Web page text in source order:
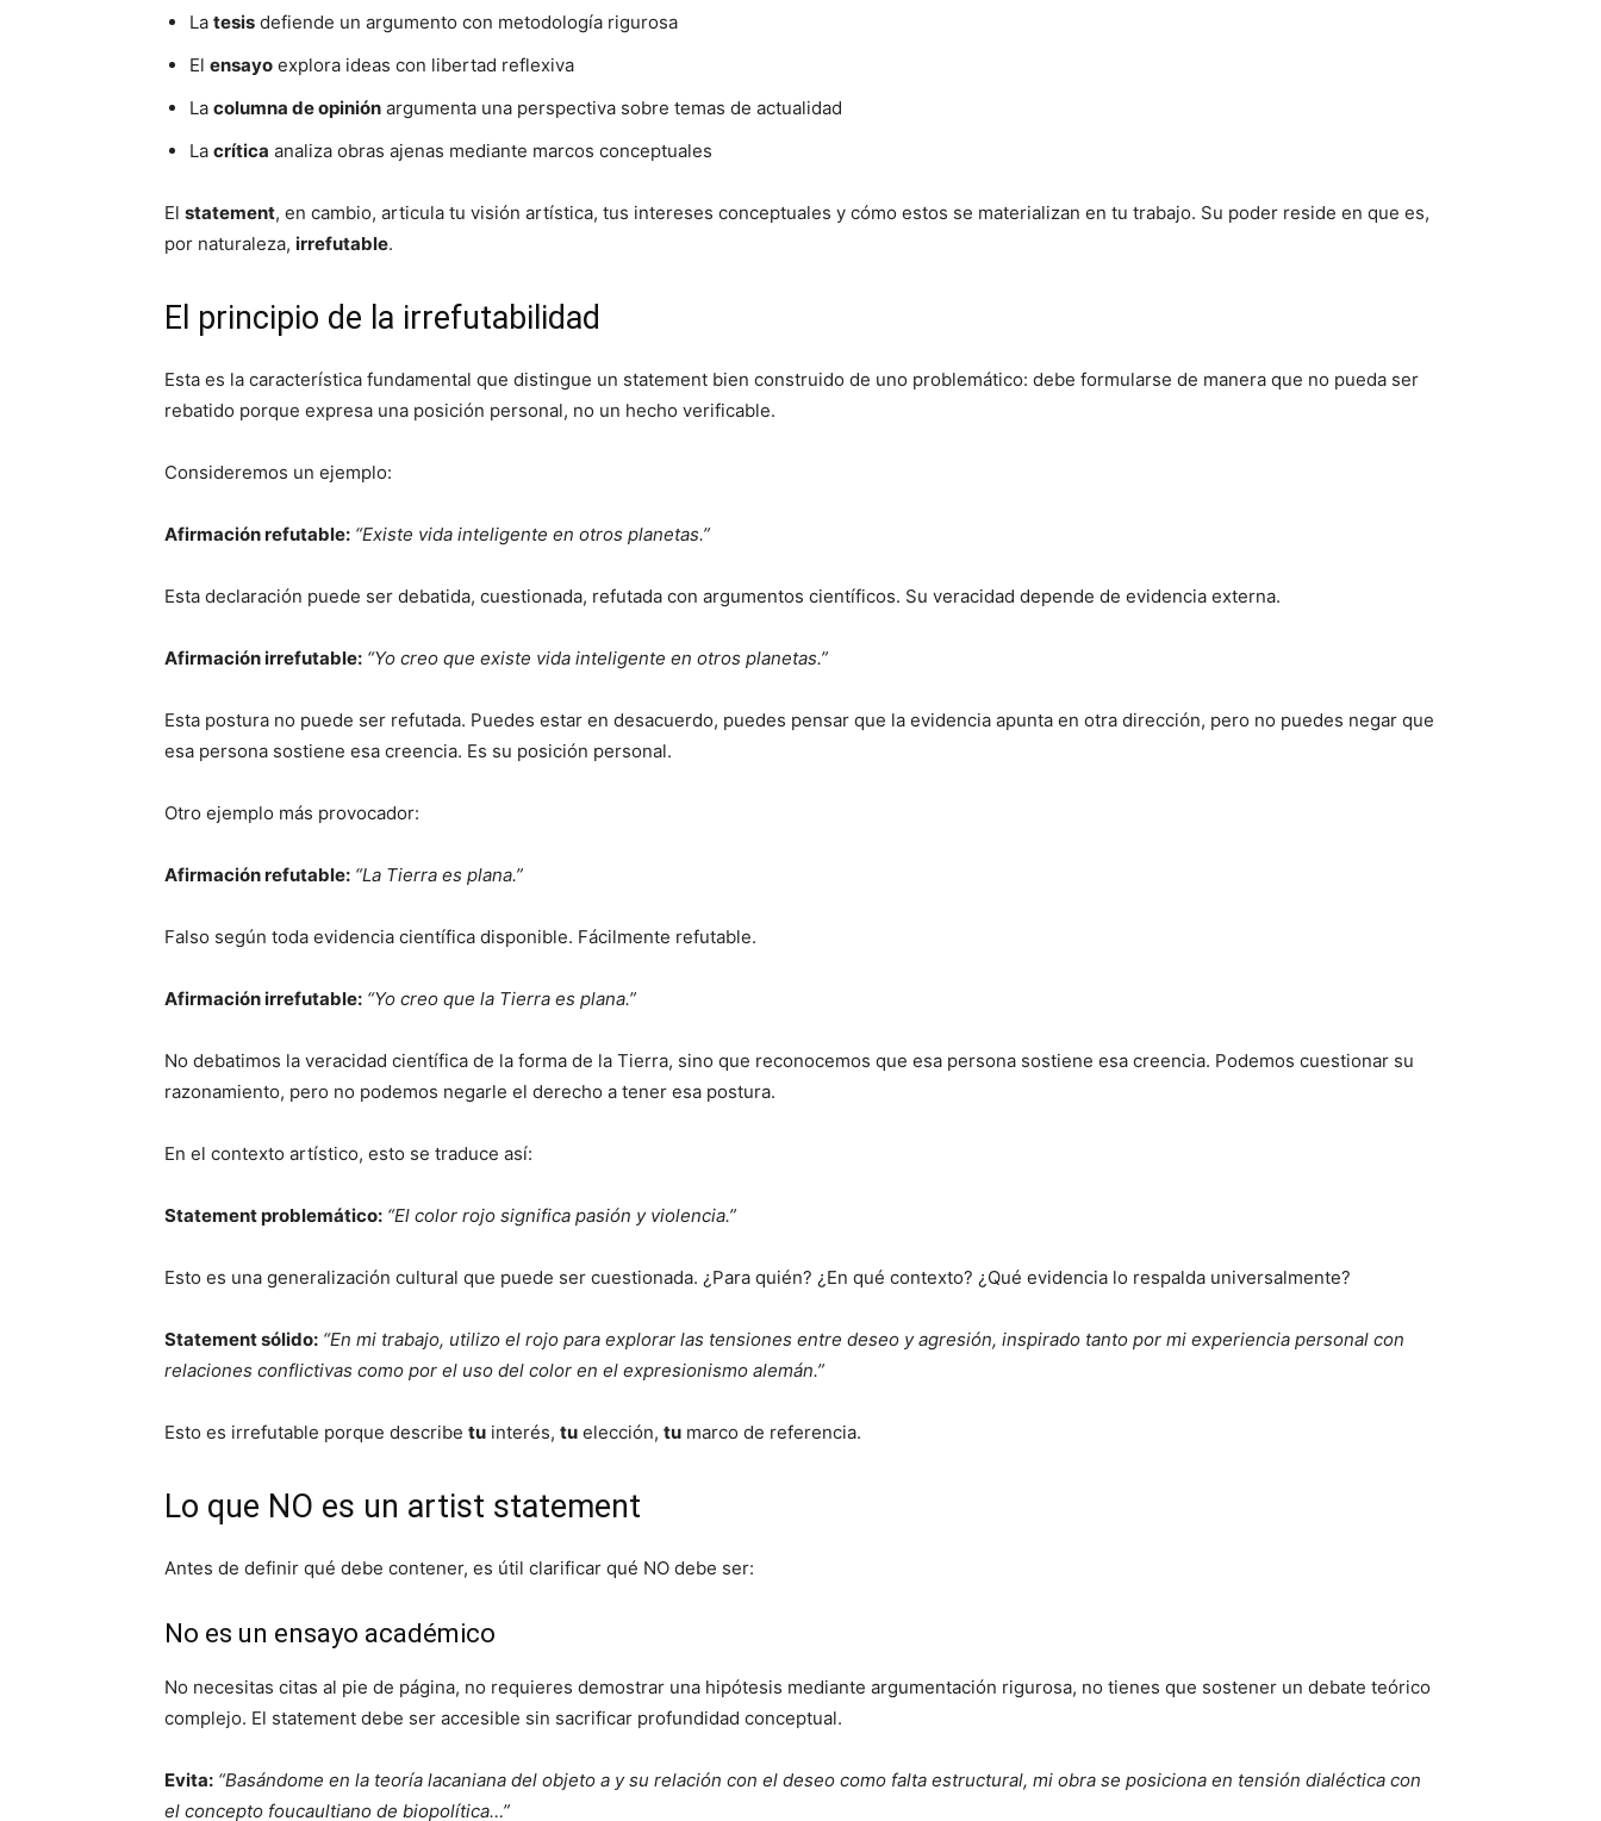
La tesis defiende un argumento con metodología rigurosa
El ensayo explora ideas con libertad reflexiva
La columna de opinión argumenta una perspectiva sobre temas de actualidad
La crítica analiza obras ajenas mediante marcos conceptuales
El statement, en cambio, articula tu visión artística, tus intereses conceptuales y cómo estos se materializan en tu trabajo. Su poder reside en que es,
por naturaleza, irrefutable.
El principio de la irrefutabilidad
Esta es la característica fundamental que distingue un statement bien construido de uno problemático: debe formularse de manera que no pueda ser
rebatido porque expresa una posición personal, no un hecho verificable.
Consideremos un ejemplo:
Afirmación refutable: “Existe vida inteligente en otros planetas.”
Esta declaración puede ser debatida, cuestionada, refutada con argumentos científicos. Su veracidad depende de evidencia externa.
Afirmación irrefutable: “Yo creo que existe vida inteligente en otros planetas.”
Esta postura no puede ser refutada. Puedes estar en desacuerdo, puedes pensar que la evidencia apunta en otra dirección, pero no puedes negar que
esa persona sostiene esa creencia. Es su posición personal.
Otro ejemplo más provocador:
Afirmación refutable: “La Tierra es plana.”
Falso según toda evidencia científica disponible. Fácilmente refutable.
Afirmación irrefutable: “Yo creo que la Tierra es plana.”
No debatimos la veracidad científica de la forma de la Tierra, sino que reconocemos que esa persona sostiene esa creencia. Podemos cuestionar su
razonamiento, pero no podemos negarle el derecho a tener esa postura.
En el contexto artístico, esto se traduce así:
Statement problemático: “El color rojo significa pasión y violencia.”
Esto es una generalización cultural que puede ser cuestionada. ¿Para quién? ¿En qué contexto? ¿Qué evidencia lo respalda universalmente?
Statement sólido: “En mi trabajo, utilizo el rojo para explorar las tensiones entre deseo y agresión, inspirado tanto por mi experiencia personal con
relaciones conflictivas como por el uso del color en el expresionismo alemán.”
Esto es irrefutable porque describe tu interés, tu elección, tu marco de referencia.
Lo que NO es un artist statement
Antes de definir qué debe contener, es útil clarificar qué NO debe ser:
No es un ensayo académico
No necesitas citas al pie de página, no requieres demostrar una hipótesis mediante argumentación rigurosa, no tienes que sostener un debate teórico
complejo. El statement debe ser accesible sin sacrificar profundidad conceptual.
Evita: “Basándome en la teoría lacaniana del objeto a y su relación con el deseo como falta estructural, mi obra se posiciona en tensión dialéctica con
el concepto foucaultiano de biopolítica…”